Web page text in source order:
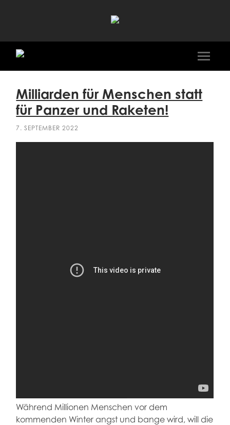
Ali
Dailami
Menü
Milliarden für Menschen statt
für Panzer und Raketen!
7. SEPTEMBER 2022
Während Millionen Menschen vor dem
kommenden Winter angst und bange wird, will die